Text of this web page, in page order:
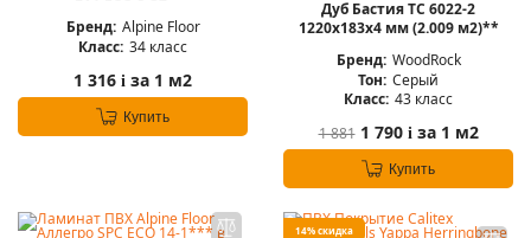
Бренд: Alpine Floor
Класс: 34 класс
1 316 i за 1 м2
Купить
Дуб Бастия TC 6022-2
1220х183х4 мм (2.009 м2)**
Бренд: WoodRock
Тон: Серый
Класс: 43 класс
1 881 1 790 iза 1 м2
Купить
14% скидка